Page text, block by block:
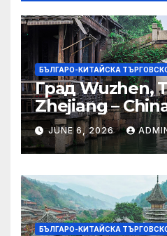
БЪЛГАРО-КИТАЙСКА
Град Wuzhen,
Zhejiang –
JUNE 6, 2026
БЪЛГАРО-КИТАЙСКА